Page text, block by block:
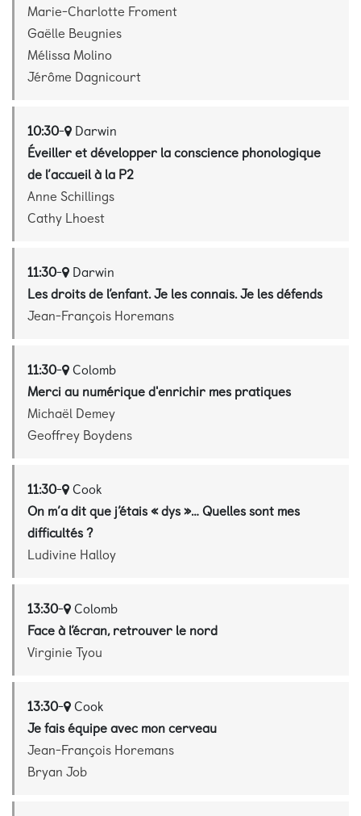
Marie-Charlotte Froment
Gaëlle Beugnies
Mélissa Molino
Jérôme Dagnicourt
10:30- Darwin
Éveiller et développer la conscience phonologique
de l’accueil à la P2
Anne Schillings
Cathy Lhoest
11:30- Darwin
Les droits de l’enfant. Je les connais. Je les défends
Jean-François Horemans
11:30- Colomb
Merci au numérique d'enrichir mes pratiques
Michaël Demey
Geoffrey Boydens
11:30- Cook
On m’a dit que j’étais « dys »… Quelles sont mes
difficultés ?
Ludivine Halloy
13:30- Colomb
Face à l’écran, retrouver le nord
Virginie Tyou
13:30- Cook
Je fais équipe avec mon cerveau
Jean-François Horemans
Bryan Job